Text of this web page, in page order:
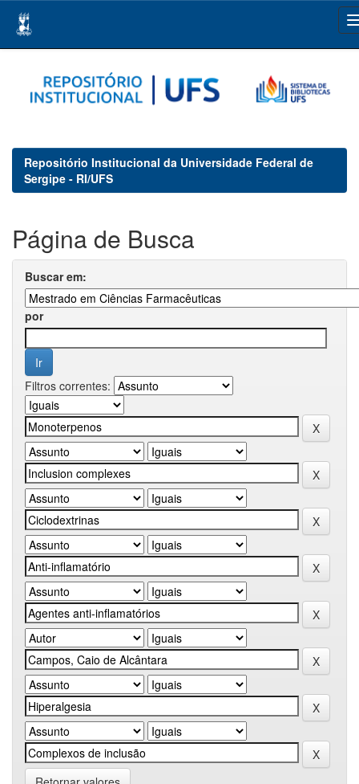
navigation
Repositório Institucional da Universidade Federal de
Sergipe - RI/UFS
Página de Busca
Buscar em:
por
Filtros correntes: